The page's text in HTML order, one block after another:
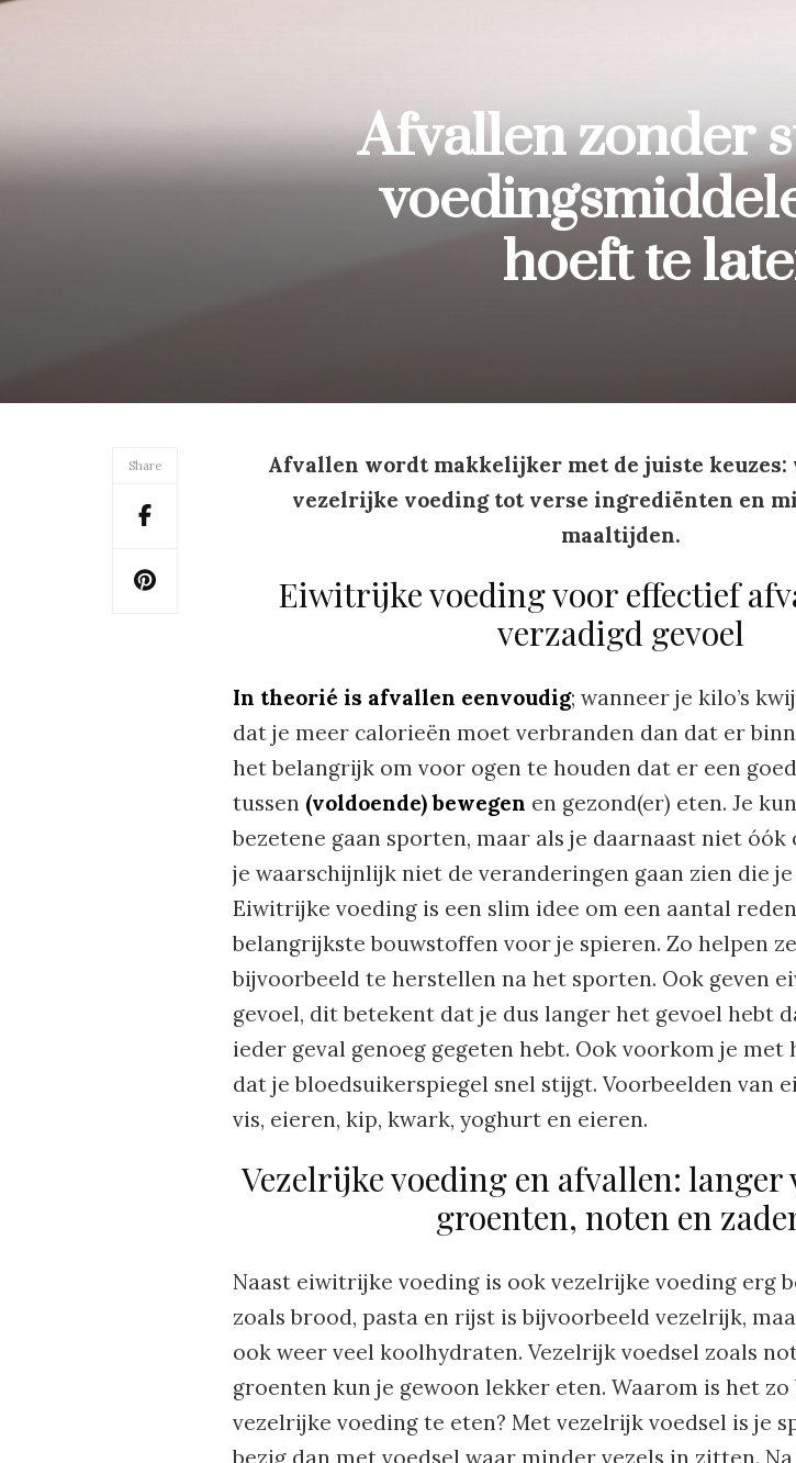
Afvallen zonder
hoeft te
Share
Afvallen wordt makkelijker met de juiste
vezelrijke voeding tot verse ingrediënten en
maaltijden.
Eiwitrijke voeding voor effectief
verzadigd gevoel
In theorié is afvallen eenvoudig; wanneer je kilo’s
dat je meer calorieën moet verbranden dan dat er
het belangrijk om voor ogen te houden dat er een
tussen (voldoende) bewegen en gezond(er) eten. Je
bezetene gaan sporten, maar als je daarnaast niet óók
je waarschijnlijk niet de veranderingen gaan zien die
Eiwitrijke voeding is een slim idee om een aantal
belangrijkste bouwstoffen voor je spieren. Zo helpen
bijvoorbeeld te herstellen na het sporten. Ook geven
gevoel, dit betekent dat je dus langer het gevoel hebt
ieder geval genoeg gegeten hebt. Ook voorkom je
dat je bloedsuikerspiegel snel stijgt. Voorbeelden van
vis, eieren, kip, kwark, yoghurt en eieren.
Vezelrijke voeding en afvallen:
groenten, noten en
Naast eiwitrijke voeding is ook vezelrijke voeding erg
zoals brood, pasta en rijst is bijvoorbeeld vezelrijk,
ook weer veel koolhydraten. Vezelrijk voedsel zoals
groenten kun je gewoon lekker eten. Waarom is het
vezelrijke voeding te eten? Met vezelrijk voedsel is je
bezig dan met voedsel waar minder vezels in zitten.